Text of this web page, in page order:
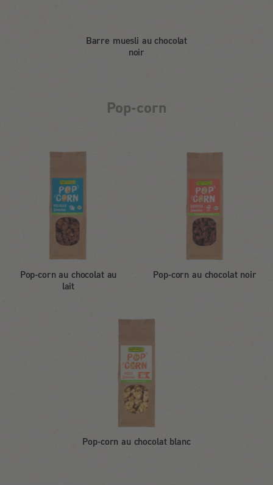
Barre muesli au chocolat
noir
Pop-corn
Pop-corn au chocolat au
lait
Pop-corn au chocolat noir
Pop-corn au chocolat blanc